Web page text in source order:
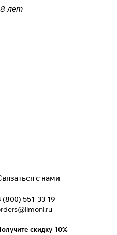
лет
с нами
(800) 551-33-19
скидку 10%